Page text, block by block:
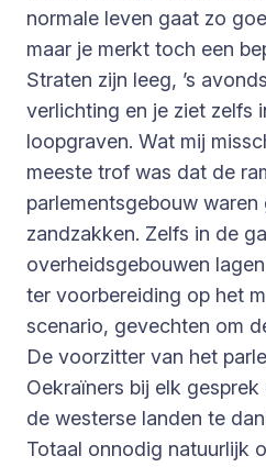
normale leven gaat zo
maar je merkt toch een
Straten zijn leeg, ’s
verlichting en je ziet zelfs
loopgraven. Wat mij
meeste trof was dat de
parlementsgebouw
zandzakken. Zelfs in de
overheidsgebouwen
ter voorbereiding op het
scenario, gevechten om
De voorzitter van het
Oekraïners bij elk
de westerse landen te
Totaal onnodig natuurlijk